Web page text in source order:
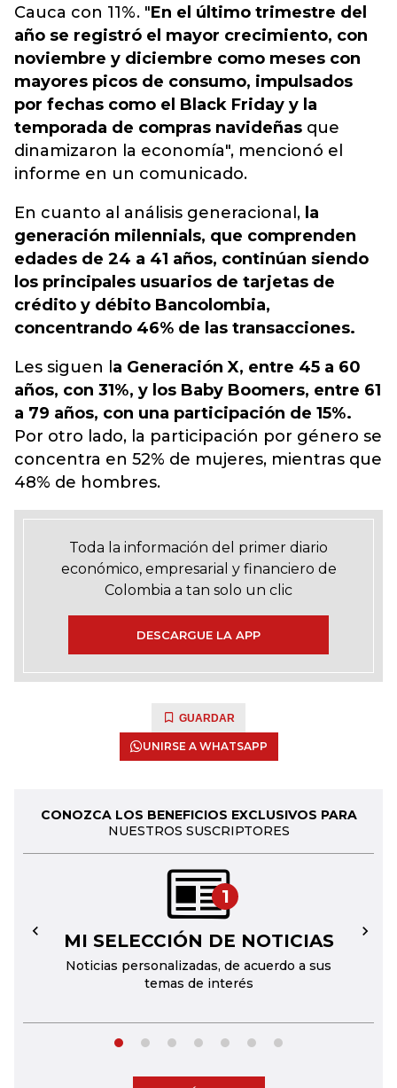
Cauca con 11%. "En el último trimestre del
año se registró el mayor crecimiento, con
noviembre y diciembre como meses con
mayores picos de consumo, impulsados
por fechas como el Black Friday y la
temporada de compras navideñas que
dinamizaron la economía", mencionó el
informe en un comunicado.
En cuanto al análisis generacional, la
generación milennials, que comprenden
edades de 24 a 41 años, continúan siendo
los principales usuarios de tarjetas de
crédito y débito Bancolombia,
concentrando 46% de las transacciones.
Les siguen l a Generación X, entre 45 a 60
años, con 31%, y los Baby Boomers, entre 61
a 79 años, con una participación de 15%.
Por otro lado, la participación por género se
concentra en 52% de mujeres, mientras que
48% de hombres.
Toda la información del primer diario
económico, empresarial y financiero de
Colombia a tan solo un clic
DESCARGUE LA APP
GUARDAR
UNIRSE A WHATSAPP
CONOZCA LOS BENEFICIOS EXCLUSIVOS PARA
NUESTROS SUSCRIPTORES
1
MI SELECCIÓN DE NOTICIAS
Noticias personalizadas, de acuerdo a sus
temas de interés
← →